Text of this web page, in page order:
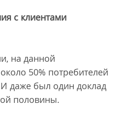
с клиентами
на данной
50% потребителей
И даже был один доклад
половины.